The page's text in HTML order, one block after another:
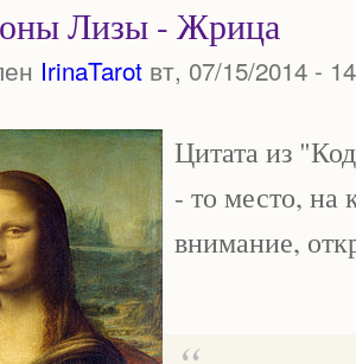
Лизы - Жрица
IrinaTarotвт, 07/15/2014 -
Цитата из
- то место, на
внимание,